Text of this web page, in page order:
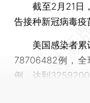
截至2月21日，
告接种新冠病毒
美国感染者累
78706482例，
例，达到3259200